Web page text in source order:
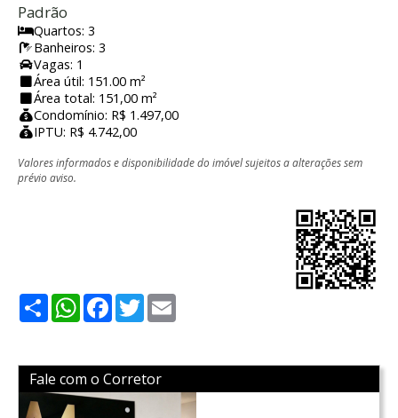
Padrão
Quartos: 3
Banheiros: 3
Vagas: 1
Área útil: 151.00 m²
Área total: 151,00 m²
Condomínio: R$ 1.497,00
IPTU: R$ 4.742,00
Valores informados e disponibilidade do imóvel sujeitos a alterações sem
prévio aviso.
ShareWhatsApp
Facebook
Twitter
Fale com o Corretor